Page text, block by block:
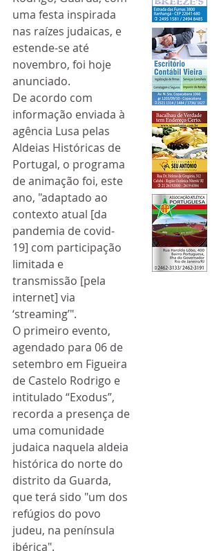
uma festa inspirada
nas raízes judaicas, e
estende-se até
novembro, foi hoje
anunciado.
De acordo com
informação enviada à
agência Lusa pelas
Aldeias Históricas de
Portugal, o programa
de animação foi, este
ano, "adaptado ao
contexto atual [da
pandemia de covid-
19] com participação
limitada e
transmissão [pela
internet] via
‘streaming’".
O primeiro evento,
agendado para 06 de
setembro em Figueira
de Castelo Rodrigo e
intitulado “Exodus”,
recorda a presença de
uma comunidade
judaica naquela aldeia
histórica do norte do
distrito da Guarda,
que terá sido "um dos
refúgios do povo
judeu, na península
ibérica".